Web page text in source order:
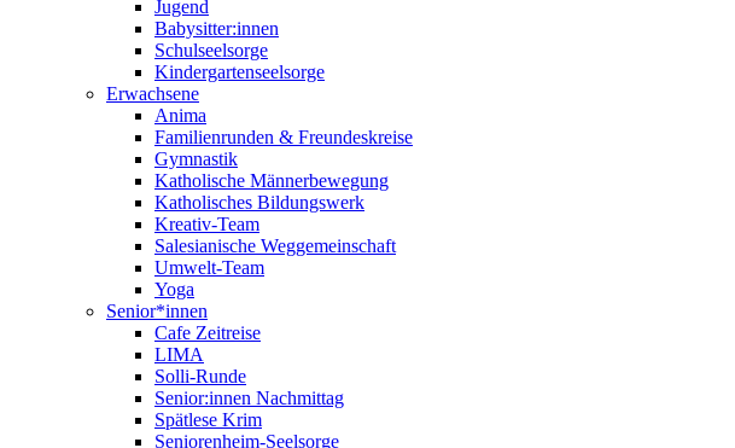
Jugend
Babysitter:innen
Schulseelsorge
Kindergartenseelsorge
Erwachsene
Anima
Familienrunden & Freundeskreise
Gymnastik
Katholische Männerbewegung
Katholisches Bildungswerk
Kreativ-Team
Salesianische Weggemeinschaft
Umwelt-Team
Yoga
Senior*innen
Cafe Zeitreise
LIMA
Solli-Runde
Senior:innen Nachmittag
Spätlese Krim
Seniorenheim-Seelsorge